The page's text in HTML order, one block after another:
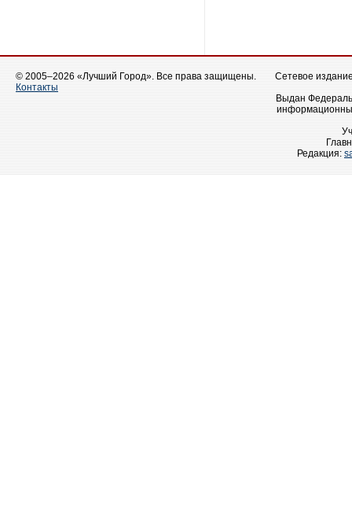
© 2005–2026 «Лучший Город». Все права защищены.
Контакты
Сетевое
Выдан
Редакция: